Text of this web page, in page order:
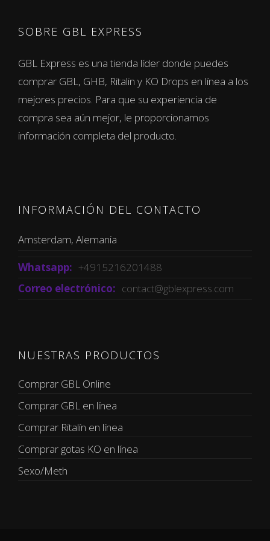
SOBRE GBL EXPRESS
GBL Express es una tienda líder donde puedes
comprar GBL, GHB, Ritalin y KO Drops en línea a los
mejores precios. Para que su experiencia de
compra sea aún mejor, le proporcionamos
información completa del producto.
INFORMACIÓN DEL CONTACTO
Amsterdam, Alemania
Whatsapp: +4915216201488
Correo electrónico: contact@gblexpress.com
NUESTRAS PRODUCTOS
Comprar GBL Online
Comprar GBL en línea
Comprar Ritalín en línea
Comprar gotas KO en línea
Sexo/Meth